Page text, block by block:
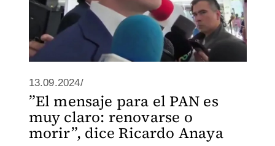
13.09.2024/
”El mensaje para el PAN es
muy claro: renovarse o
morir”, dice Ricardo Anaya